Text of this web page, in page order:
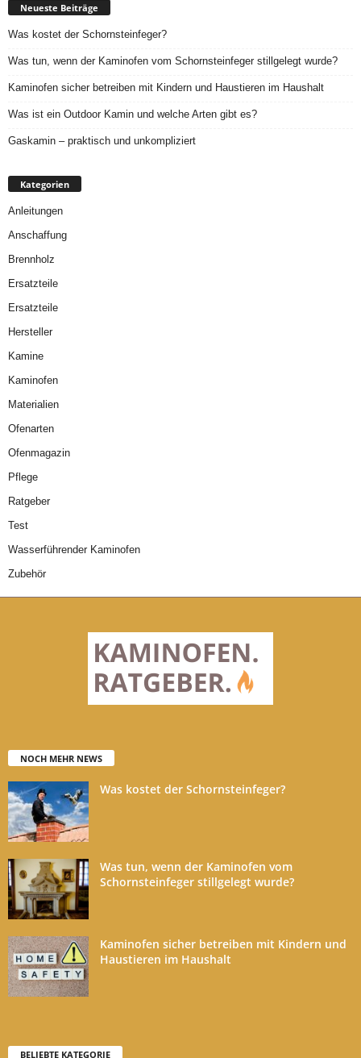
Neueste Beiträge
Was kostet der Schornsteinfeger?
Was tun, wenn der Kaminofen vom Schornsteinfeger stillgelegt wurde?
Kaminofen sicher betreiben mit Kindern und Haustieren im Haushalt
Was ist ein Outdoor Kamin und welche Arten gibt es?
Gaskamin – praktisch und unkompliziert
Kategorien
Anleitungen
Anschaffung
Brennholz
Ersatzteile
Ersatzteile
Hersteller
Kamine
Kaminofen
Materialien
Ofenarten
Ofenmagazin
Pflege
Ratgeber
Test
Wasserführender Kaminofen
Zubehör
NOCH MEHR NEWS
Was kostet der Schornsteinfeger?
Was tun, wenn der Kaminofen vom
Schornsteinfeger stillgelegt wurde?
Kaminofen sicher betreiben mit Kindern und
Haustieren im Haushalt
BELIEBTE KATEGORIE